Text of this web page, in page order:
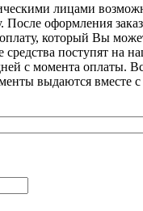
лицами
После оформления
который Вы
поступят на
с момента оплаты.
выдаются вместе с